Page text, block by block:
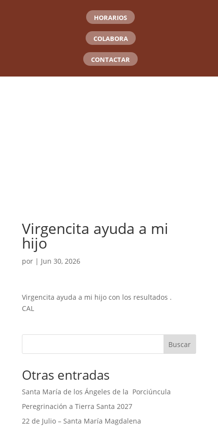
HORARIOS
COLABORA
CONTACTAR
Virgencita ayuda a mi
hijo
por | Jun 30, 2026
Virgencita ayuda a mi hijo con los resultados .
CAL
Buscar
Otras entradas
Santa María de los Ángeles de la Porciúncula
Peregrinación a Tierra Santa 2027
22 de Julio – Santa María Magdalena